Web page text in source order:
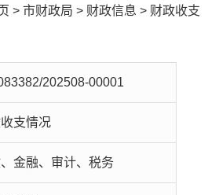
> 市财政局 > 财政信息 > 财政收支
202508-00001
支情况
金融、审计、税务